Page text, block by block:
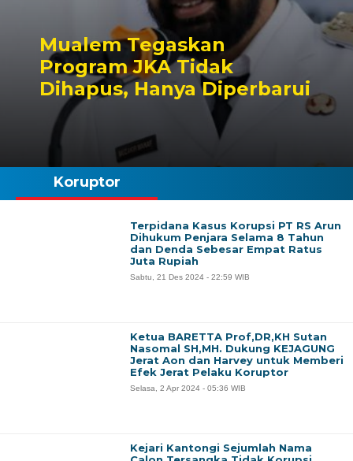
Mualem Tegaskan
Program JKA Tidak
Dihapus, Hanya Diperbarui
Koruptor
Terpidana Kasus Korupsi PT RS Arun
Dihukum Penjara Selama 8 Tahun
dan Denda Sebesar Empat Ratus
Juta Rupiah
Sabtu, 21 Des 2024 - 22:59 WIB
Ketua BARETTA Prof,DR,KH Sutan
Nasomal SH,MH. Dukung KEJAGUNG
Jerat Aon dan Harvey untuk Memberi
Efek Jerat Pelaku Koruptor
Selasa, 2 Apr 2024 - 05:36 WIB
Kejari Kantongi Sejumlah Nama